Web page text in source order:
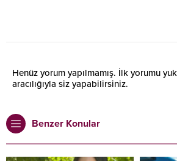
Henüz yorum yapılmamış. İlk yorumu
aracılığıyla siz yapabilirsiniz.
Benzer Konular